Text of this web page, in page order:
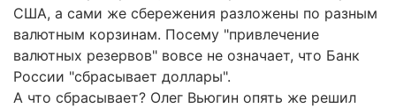
США, а сами же сбережения разложены по разным
валютным корзинам. Посему "привлечение
валютных резервов" вовсе не означает, что Банк
России "сбрасывает доллары".
А что сбрасывает? Олег Вьюгин опять же решил